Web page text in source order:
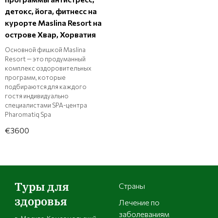
детокс, йога, фитнесс на
курорте Maslina Resort на
острове Хвар, Хорватия
Основной фишкой Maslina
Resort — это продуманный
комплекс оздоровительных
программ, которые
подбираются для каждого
гостя индивидуально
специалистами SPA-центра
Pharomatiq Spa
€3600
Туры для
здоровья
Страны
Лечение по
заболеваниям